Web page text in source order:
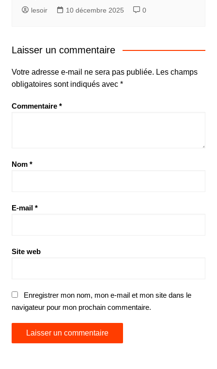
lesoir 10 décembre 2025 0
Laisser un commentaire
Votre adresse e-mail ne sera pas publiée. Les champs
obligatoires sont indiqués avec *
Commentaire *
Nom *
E-mail *
Site web
Enregistrer mon nom, mon e-mail et mon site dans le
navigateur pour mon prochain commentaire.